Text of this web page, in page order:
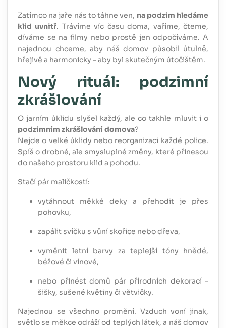
Zatímco na jaře nás to táhne ven, na podzim hledáme
klid uvnitř. Trávíme víc času doma, vaříme, čteme,
díváme se na filmy nebo prostě jen odpočíváme. A
najednou chceme, aby náš domov působil útulně,
hřejivě a harmonicky – aby byl skutečným útočištěm.
Nový rituál: podzimní
zkrášlování
O jarním úklidu slyšel každý, ale co takhle mluvit i o
podzimním zkrášlování domova?
Nejde o velké úklidy nebo reorganizaci každé police.
Spíš o drobné, ale smysluplné změny, které přinesou
do našeho prostoru klid a pohodu.
Stačí pár maličkostí:
vytáhnout měkké deky a přehodit je přes
pohovku,
zapálit svíčku s vůní skořice nebo dřeva,
vyměnit letní barvy za teplejší tóny hnědé,
béžové či vínové,
nebo přinést domů pár přírodních dekorací –
šišky, sušené květiny či větvičky.
Najednou se všechno promění. Vzduch voní jinak,
světlo se měkce odráží od teplých látek, a náš domov